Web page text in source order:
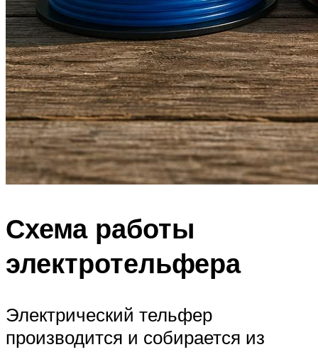
Схема работы
электротельфера
Электрический тельфер
производится и собирается из